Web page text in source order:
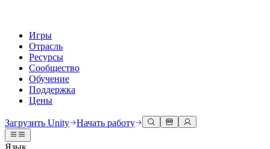
Игры
Отрасль
Ресурсы
Сообщество
Обучение
Поддержка
Цены
Движок Unity
3D сотрудничество
Документация
Обсуждения
Unity Learn
Получить помощь
Загрузить Unity Начать работу